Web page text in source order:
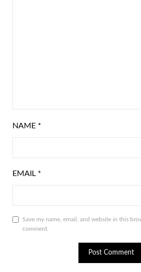
NAME *
EMAIL *
Save my name, email, and website in this
comment.